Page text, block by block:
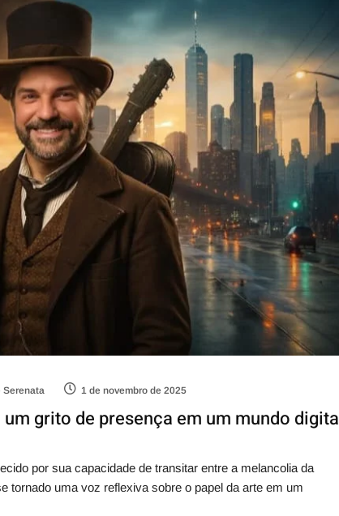
Serenata 1 de novembro de 2025
grito de presença em um mundo digita
por sua capacidade de transitar entre a melancolia da
tornado uma voz reflexiva sobre o papel da arte em um